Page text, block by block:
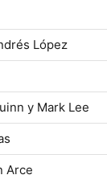
López
y Mark Lee
Arce